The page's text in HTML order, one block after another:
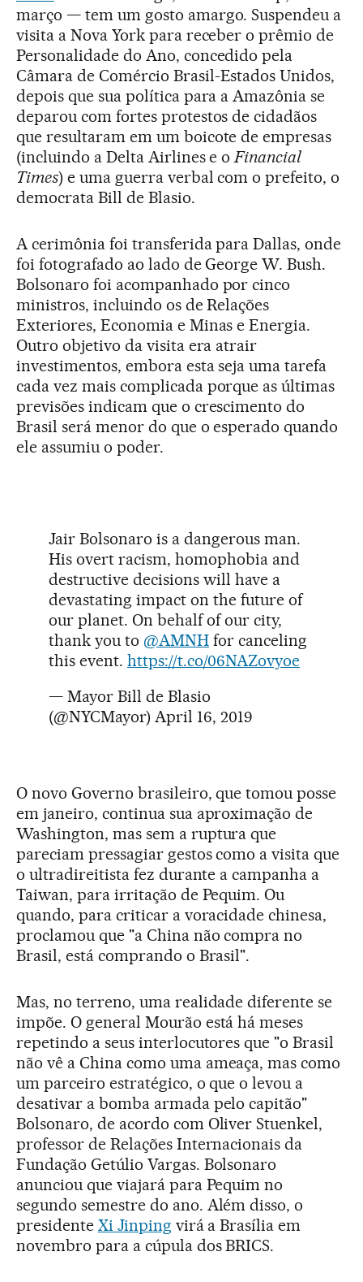
março — tem um gosto amargo. Suspendeu a
visita a Nova York para receber o prêmio de
Personalidade do Ano, concedido pela
Câmara de Comércio Brasil-Estados Unidos,
depois que sua política para a Amazônia se
deparou com fortes protestos de cidadãos
que resultaram em um boicote de empresas
(incluindo a Delta Airlines e o Financial
Times) e uma guerra verbal com o prefeito, o
democrata Bill de Blasio.
A cerimônia foi transferida para Dallas, onde
foi fotografado ao lado de George W. Bush.
Bolsonaro foi acompanhado por cinco
ministros, incluindo os de Relações
Exteriores, Economia e Minas e Energia.
Outro objetivo da visita era atrair
investimentos, embora esta seja uma tarefa
cada vez mais complicada porque as últimas
previsões indicam que o crescimento do
Brasil será menor do que o esperado quando
ele assumiu o poder.
Jair Bolsonaro is a dangerous man.
His overt racism, homophobia and
destructive decisions will have a
devastating impact on the future of
our planet. On behalf of our city,
thank you to @AMNH for canceling
this event. https://t.co/06NAZovyoe
— Mayor Bill de Blasio
(@NYCMayor) April 16, 2019
O novo Governo brasileiro, que tomou posse
em janeiro, continua sua aproximação de
Washington, mas sem a ruptura que
pareciam pressagiar gestos como a visita que
o ultradireitista fez durante a campanha a
Taiwan, para irritação de Pequim. Ou
quando, para criticar a voracidade chinesa,
proclamou que "a China não compra no
Brasil, está comprando o Brasil".
Mas, no terreno, uma realidade diferente se
impõe. O general Mourão está há meses
repetindo a seus interlocutores que "o Brasil
não vê a China como uma ameaça, mas como
um parceiro estratégico, o que o levou a
desativar a bomba armada pelo capitão"
Bolsonaro, de acordo com Oliver Stuenkel,
professor de Relações Internacionais da
Fundação Getúlio Vargas. Bolsonaro
anunciou que viajará para Pequim no
segundo semestre do ano. Além disso, o
presidente Xi Jinping virá a Brasília em
novembro para a cúpula dos BRICS.